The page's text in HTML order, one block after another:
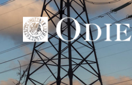
0
1